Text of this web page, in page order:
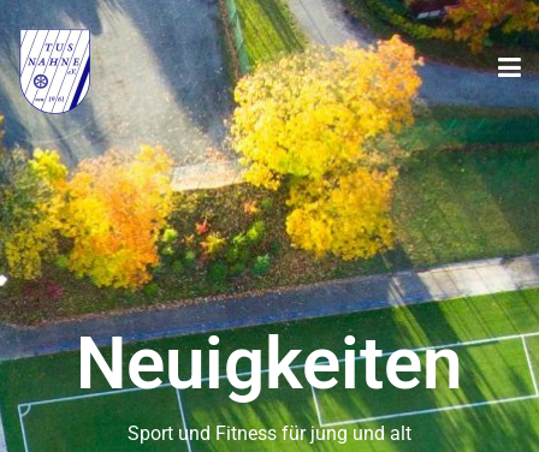
Neuigkeiten
Sport und Fitness für jung und alt